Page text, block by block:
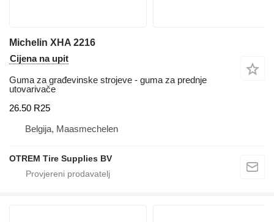
Michelin XHA 2216
Cijena na upit
Guma za građevinske strojeve - guma za prednje
utovarivače
26.50 R25
Belgija, Maasmechelen
OTREM Tire Supplies BV